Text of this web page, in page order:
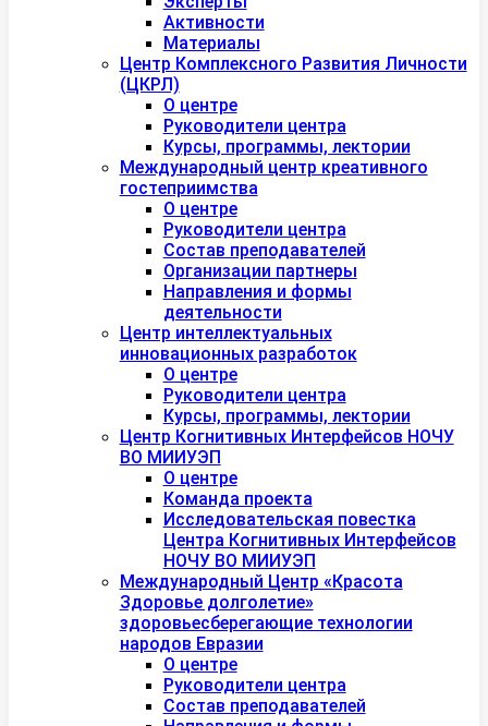
Активности
Материалы
Центр Комплексного Развития Личности
(ЦКРЛ)
О центре
Руководители центра
Курсы, программы, лектории
Международный центр креативного
гостеприимства
О центре
Руководители центра
Состав преподавателей
Организации партнеры
Направления и формы
деятельности
Центр интеллектуальных
инновационных разработок
О центре
Руководители центра
Курсы, программы, лектории
Центр Когнитивных Интерфейсов НОЧУ
ВО МИИУЭП
О центре
Команда проекта
Исследовательская повестка
Центра Когнитивных Интерфейсов
НОЧУ ВО МИИУЭП
Международный Центр «Красота
Здоровье долголетие»
здоровьесберегающие технологии
народов Евразии
О центре
Руководители центра
Состав преподавателей